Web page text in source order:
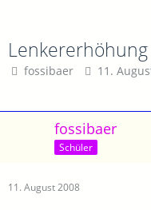
Lenkererhöhung
fossibaer 11.
fossibaer
Schüler
11. August 2008